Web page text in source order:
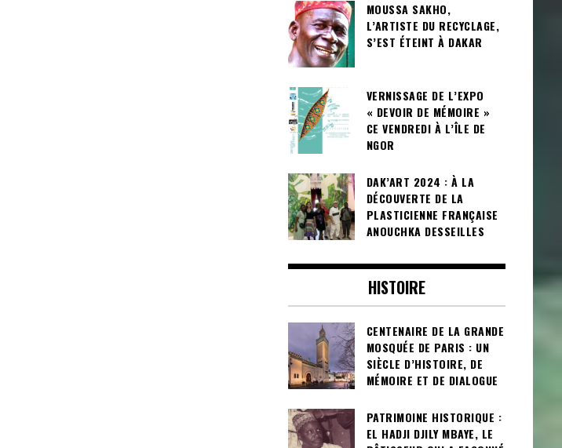
MOUSSA SAKHO,
L’ARTISTE DU RECYCLAGE,
S’EST ÉTEINT À DAKAR
VERNISSAGE DE L’EXPO
« DEVOIR DE MÉMOIRE »
CE VENDREDI À L’ÎLE DE
NGOR
DAK’ART 2024 : À LA
DÉCOUVERTE DE LA
PLASTICIENNE FRANÇAISE
ANOUCHKA DESSEILLES
HISTOIRE
CENTENAIRE DE LA GRANDE
MOSQUÉE DE PARIS : UN
SIÈCLE D’HISTOIRE, DE
MÉMOIRE ET DE DIALOGUE
PATRIMOINE HISTORIQUE :
EL HADJI DJILY MBAYE, LE